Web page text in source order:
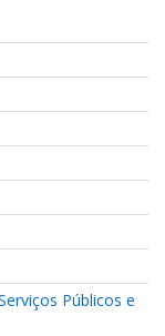
Públicos e